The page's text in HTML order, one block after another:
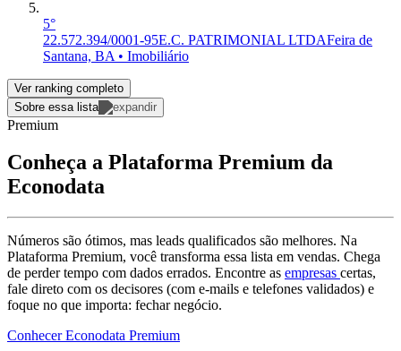
5°
22.572.394/0001-95E.C. PATRIMONIAL LTDAFeira de
Santana, BA • Imobiliário
Ver ranking completo
Sobre essa lista
Premium
Conheça a Plataforma Premium da
Econodata
Números são ótimos, mas leads qualificados são melhores. Na
Plataforma Premium, você transforma essa lista em vendas. Chega
de perder tempo com dados errados. Encontre as empresas certas,
fale direto com os decisores (com e-mails e telefones validados) e
foque no que importa: fechar negócio.
Conhecer Econodata Premium